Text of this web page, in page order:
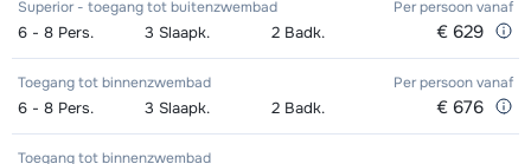
Superior - toegang tot buitenzwembad Per persoonvanaf
6 - 8 Pers. 3 Slaapk. 2 Badk. € 629
Toegang tot binnenzwembad Per persoonvanaf
6 - 8 Pers. 3 Slaapk. 2 Badk. € 676
Toegang tot binnenzwembad